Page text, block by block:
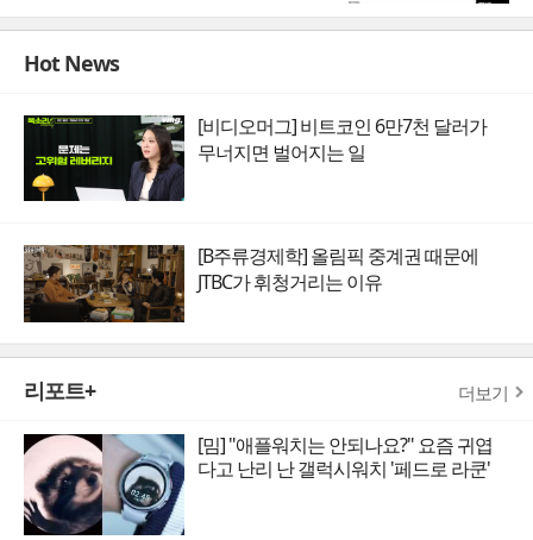
Hot News
[비디오머그] 비트코인 6만7천 달러가
무너지면 벌어지는 일
[B주류경제학] 올림픽 중계권 때문에
JTBC가 휘청거리는 이유
리포트+ 더보기
[밈] "애플워치는 안되나요?" 요즘 귀엽
다고 난리 난 갤럭시워치 '페드로 라쿤'